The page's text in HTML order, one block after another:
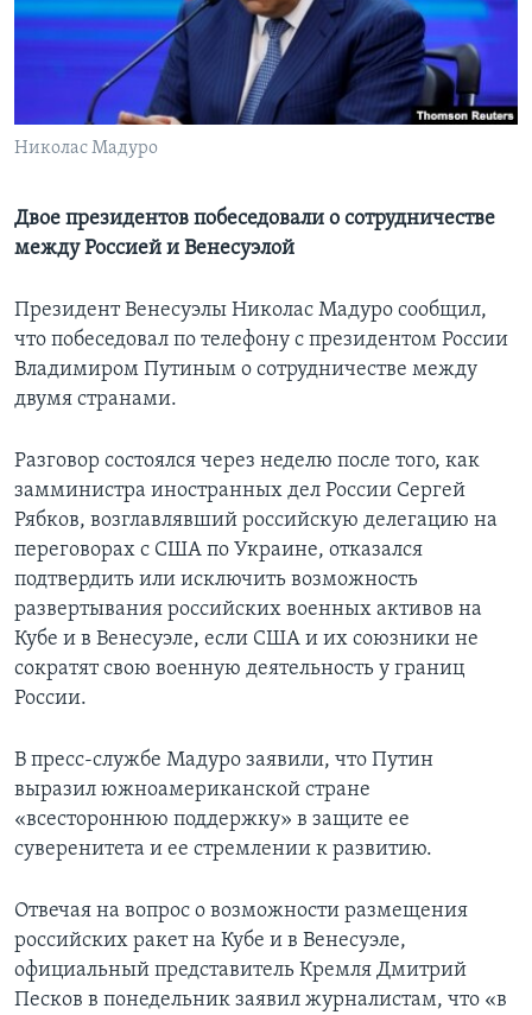
Learning English
СОЦИАЛЬНЫЕ СЕТИ
Языки
Николас Мадуро
Двое президентов побеседовали о сотрудничестве
между Россией и Венесуэлой
Президент Венесуэлы Николас Мадуро сообщил,
что побеседовал по телефону с президентом России
Владимиром Путиным о сотрудничестве между
двумя странами.
Разговор состоялся через неделю после того, как
замминистра иностранных дел России Сергей
Рябков, возглавлявший российскую делегацию на
переговорах с США по Украине, отказался
подтвердить или исключить возможность
развертывания российских военных активов на
Кубе и в Венесуэле, если США и их союзники не
сократят свою военную деятельность у границ
России.
В пресс-службе Мадуро заявили, что Путин
выразил южноамериканской стране
«всестороннюю поддержку» в защите ее
суверенитета и ее стремлении к развитию.
Отвечая на вопрос о возможности размещения
российских ракет на Кубе и в Венесуэле,
официальный представитель Кремля Дмитрий
Песков в понедельник заявил журналистам, что «в